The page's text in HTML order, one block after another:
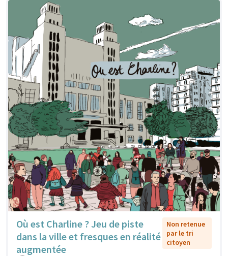
Où est Charline ? Jeu de piste
dans la ville et fresques en réalité
augmentée
Non retenue
par le tri
citoyen